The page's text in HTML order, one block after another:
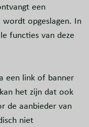
een
opgeslagen. In
functies van deze
een link of banner
het zijn dat ook
de aanbieder van
niet